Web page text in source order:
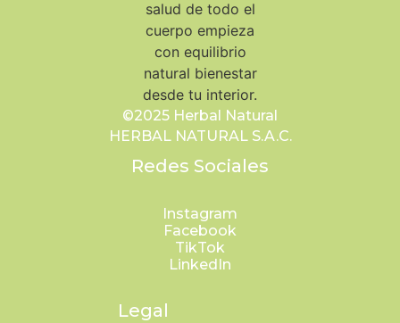
©2025 Herbal Natural
HERBAL NATURAL S.A.C.
Redes Sociales
Instagram
Facebook
TikTok
LinkedIn
Legal